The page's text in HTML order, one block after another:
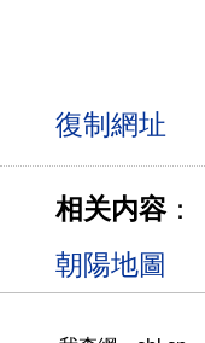
相关内容：
朝陽地圖